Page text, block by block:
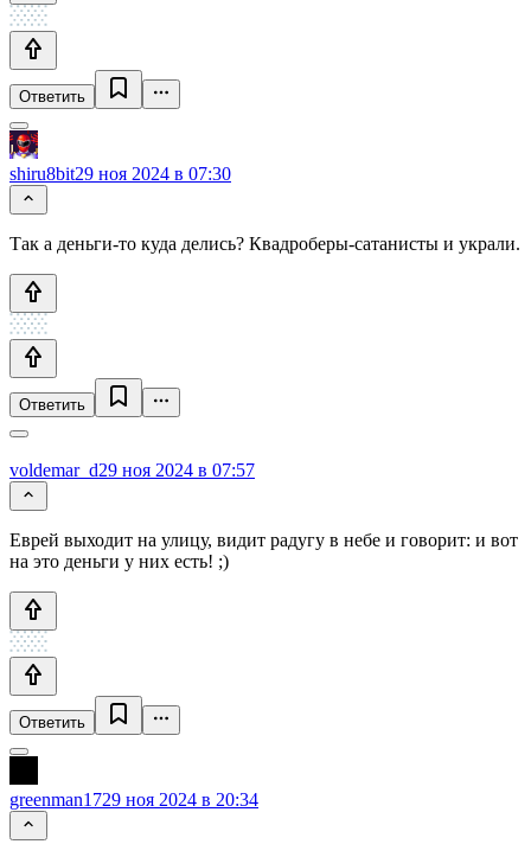
Ответить
shiru8bit29 ноя 2024 в 07:30
Так а деньги-то куда делись? Квадроберы-сатанисты и украли.
Ответить
voldemar_d29 ноя 2024 в 07:57
Еврей выходит на улицу, видит радугу в небе и говорит: и вот
на это деньги у них есть! ;)
Ответить
greenman1729 ноя 2024 в 20:34